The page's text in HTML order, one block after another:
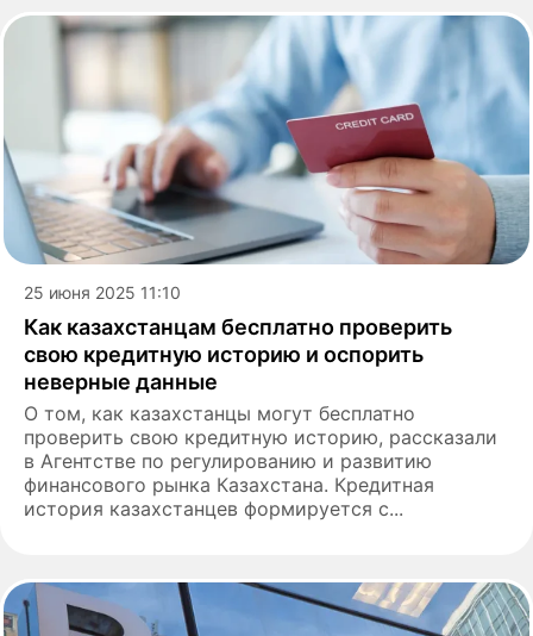
25 июня 2025 11:10
Как казахстанцам бесплатно проверить
свою кредитную историю и оспорить
неверные данные
О том, как казахстанцы могут бесплатно
проверить свою кредитную историю, рассказали
в Агентстве по регулированию и развитию
финансового рынка Казахстана. Кредитная
история казахстанцев формируется с...